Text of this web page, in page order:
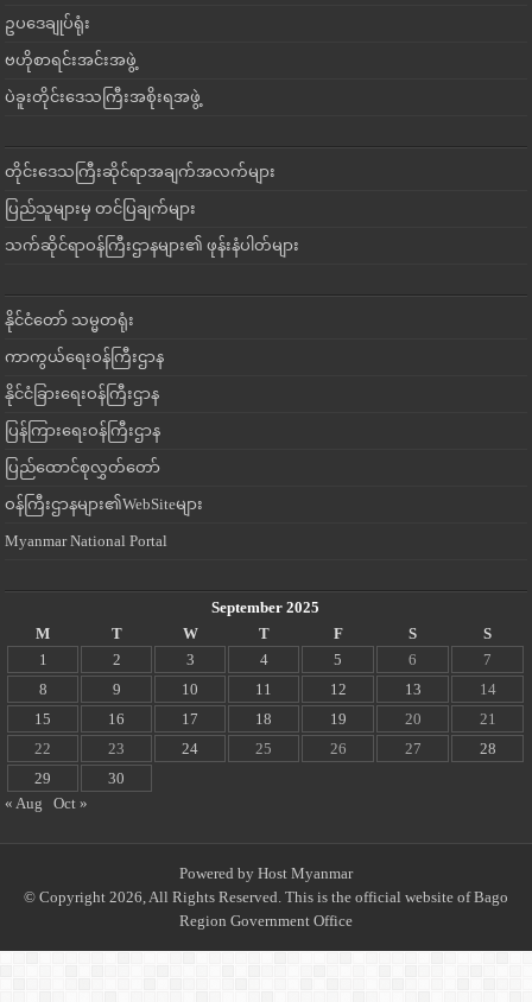
ဥပဒေချုပ်ရုံး
ဗဟိုစာရင်းအင်းအဖွဲ့
ပဲခူးတိုင်းဒေသကြီးအစိုးရအဖွဲ့
တိုင်းဒေသကြီးဆိုင်ရာအချက်အလက်များ
ပြည်သူများမှ တင်ပြချက်များ
သက်ဆိုင်ရာဝန်ကြီးဌာနများ၏ ဖုန်းနံပါတ်များ
နိုင်ငံတော် သမ္မတရုံး
ကာကွယ်ရေးဝန်ကြီးဌာန
နိုင်ငံခြားရေးဝန်ကြီးဌာန
ပြန်ကြားရေးဝန်ကြီးဌာန
ပြည်ထောင်စုလွှတ်တော်
ဝန်ကြီးဌာနများ၏WebSiteများ
Myanmar National Portal
September 2025
M
T W T F S
S
1
2 3 4 5 6
7
8
9 10 11 12 13
14
15
16 17 18 19 20
21
22
23 24 25 26 27
28
29
30
« Aug
Oct »
Powered by Host Myanmar
© Copyright 2026, All Rights Reserved. This is the official website of Bago
Region Government Office